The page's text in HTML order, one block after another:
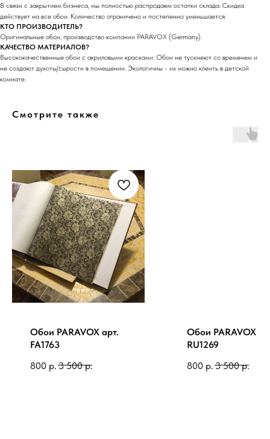
В связи с закрытием бизнеса, мы полностью распродаем остатки склада. Скидка
действует на все обои. Количество ограничено и постепенно уменьшается.
КТО ПРОИЗВОДИТЕЛЬ?
Оригинальные обои, производство компании PARAVOX (Germany).
КАЧЕСТВО МАТЕРИАЛОВ?
Высококачественные обои с акриловыми красками. Обои не тускнеют со временем и
не создают духоты/сырости в помещении. Экологичны - их можно клеить в детской
комнате.
Смотрите также
Обои PARAVOX арт.
FA1763
800 р. 3 500 р.
Обои PARAVOX
RU1269
800 р. 3 500 р.